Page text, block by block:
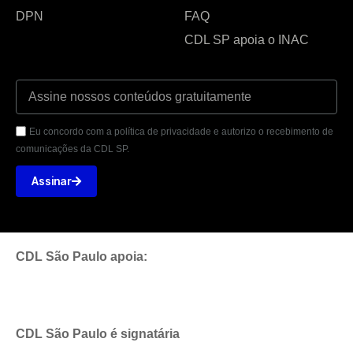
DPN
FAQ
CDL SP apoia o INAC
Eu concordo com a política de privacidade e autorizo o recebimento de
comunicações da CDL SP.
Assinar
CDL São Paulo apoia:
CDL São Paulo é signatária